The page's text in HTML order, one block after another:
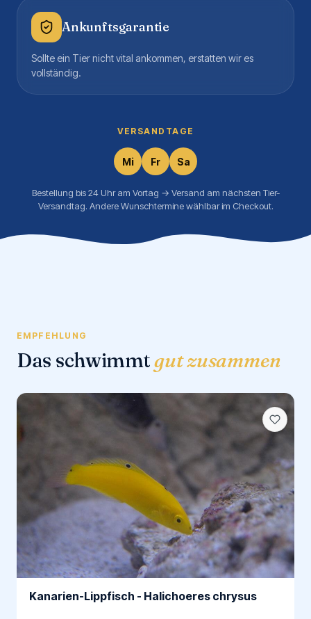
Ankunftsgarantie
Sollte ein Tier nicht vital ankommen, erstatten wir es
vollständig.
VERSANDTAGE
Mi Fr Sa
Bestellung bis 24 Uhr am Vortag → Versand am nächsten Tier-
Versandtag. Andere Wunschtermine wählbar im Checkout.
EMPFEHLUNG
Das schwimmtgut zusammen
Kanarien-Lippfisch - Halichoeres chrysus